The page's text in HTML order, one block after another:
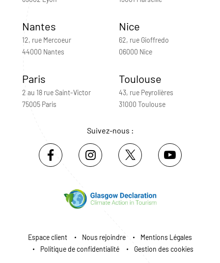
Nantes
12, rue Mercoeur
44000 Nantes
Nice
62, rue Gioffredo
06000 Nice
Paris
2 au 18 rue Saint-Victor
75005 Paris
Toulouse
43, rue Peyrolières
31000 Toulouse
Suivez-nous :
Espace client Nous rejoindre
Mentions Légales
Politique de confidentialité
Gestion des cookies